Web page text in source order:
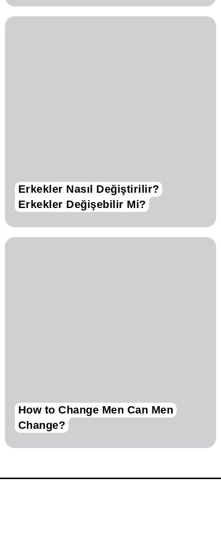
Erkekler Nasıl Değiştirilir?
Erkekler Değişebilir Mi?
How to Change Men Can Men
Change?